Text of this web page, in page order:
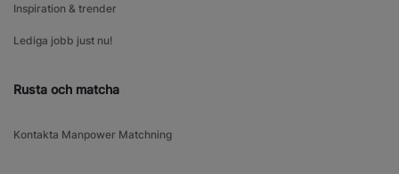
Inspiration & trender
Lediga jobb just nu!
Rusta och matcha
Kontakta Manpower Matchning